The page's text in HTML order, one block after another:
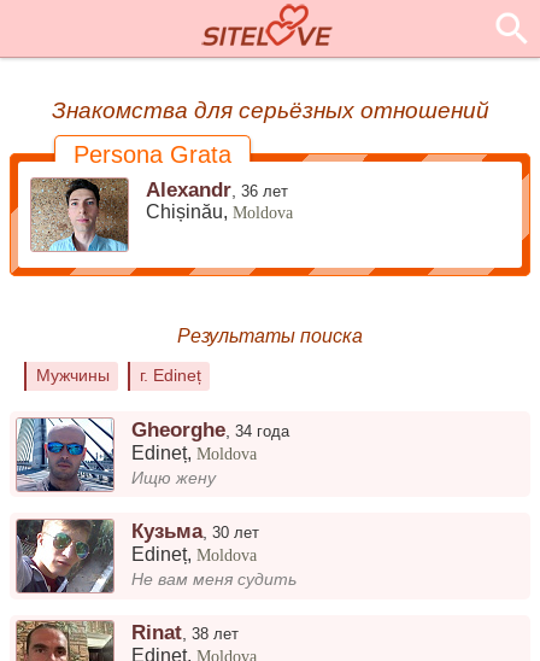
Знакомства для серьёзных отношений
Persona Grata
Alexandr ,36 лет
Chișinău,Moldova
Результаты поиска
Мужчины г. Edineț
Gheorghe ,34 года
Edineț,Moldova
Ищю жену
Кузьма,30 лет
Edineț,Moldova
Не вам меня судить
Rinat,38 лет
Edineț,Moldova